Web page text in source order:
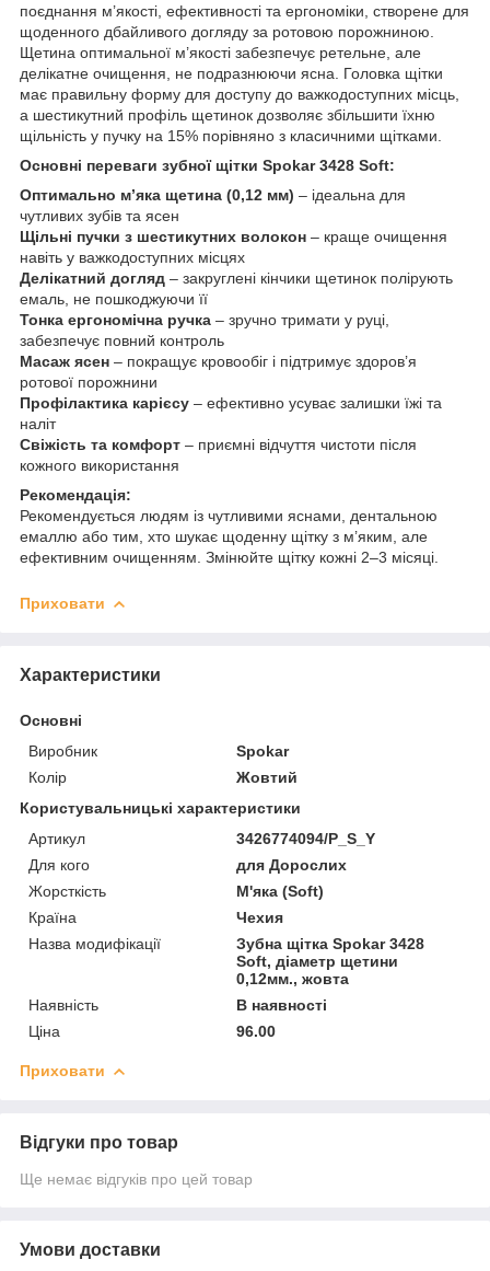
поєднання м’якості, ефективності та ергономіки, створене для
щоденного дбайливого догляду за ротовою порожниною.
Щетина оптимальної м’якості забезпечує ретельне, але
делікатне очищення, не подразнюючи ясна. Головка щітки
має правильну форму для доступу до важкодоступних місць,
а шестикутний профіль щетинок дозволяє збільшити їхню
щільність у пучку на 15% порівняно з класичними щітками.
Основні переваги зубної щітки Spokar 3428 Soft:
Оптимально м’яка щетина (0,12 мм) – ідеальна для
чутливих зубів та ясен
Щільні пучки з шестикутних волокон – краще очищення
навіть у важкодоступних місцях
Делікатний догляд – закруглені кінчики щетинок полірують
емаль, не пошкоджуючи її
Тонка ергономічна ручка – зручно тримати у руці,
забезпечує повний контроль
Масаж ясен – покращує кровообіг і підтримує здоров’я
ротової порожнини
Профілактика карієсу – ефективно усуває залишки їжі та
наліт
Свіжість та комфорт – приємні відчуття чистоти після
кожного використання
Рекомендація:
Рекомендується людям із чутливими яснами, дентальною
емаллю або тим, хто шукає щоденну щітку з м’яким, але
ефективним очищенням. Змінюйте щітку кожні 2–3 місяці.
Приховати
Характеристики
Основні
Виробник
Spokar
Колір
Жовтий
Користувальницькі характеристики
Артикул
3426774094/P_S_Y
Для кого
для Дорослих
Жорсткість
М'яка (Soft)
Країна
Чехия
Назва модифікації
Зубна щітка Spokar 3428
Soft, діаметр щетини
0,12мм., жовта
Наявність
В наявності
Ціна
96.00
Приховати
Відгуки про товар
Ще немає відгуків про цей товар
Умови доставки